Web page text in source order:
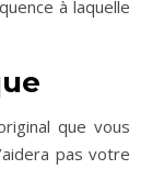
à laquelle
que vous
pas votre